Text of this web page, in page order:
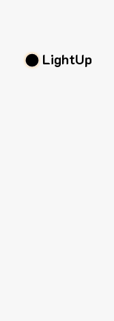
LightUp